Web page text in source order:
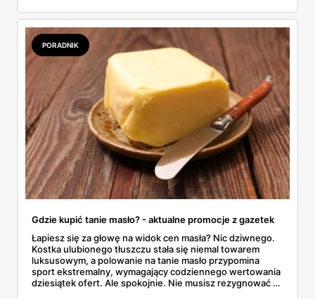
sezonowych pojawiają się zarówno klasyczne składniki,
jak i gotowe półprodukty, które realnie skracają czas
spędzony w kuchni. To rozwiązanie wygodne, ale też
przewidywalne pod względem jakości i ceny.
PORADNIK
Gdzie kupić tanie masło? - aktualne promocje z gazetek
Łapiesz się za głowę na widok cen masła? Nic dziwnego.
Kostka ulubionego tłuszczu stała się niemal towarem
luksusowym, a polowanie na tanie masło przypomina
sport ekstremalny, wymagający codziennego wertowania
dziesiątek ofert. Ale spokojnie. Nie musisz rezygnować z